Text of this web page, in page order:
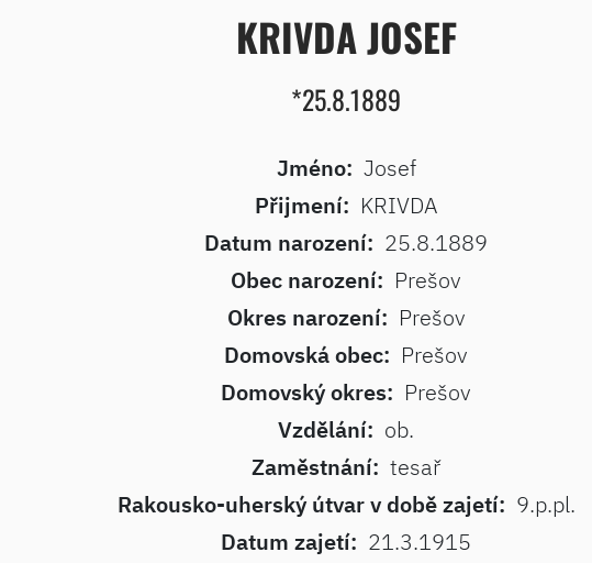
KRIVDA JOSEF
*25.8.1889
Jméno: Josef
Přijmení: KRIVDA
Datum narození: 25.8.1889
Obec narození: Prešov
Okres narození: Prešov
Domovská obec: Prešov
Domovský okres: Prešov
Vzdělání: ob.
Zaměstnání: tesař
Rakousko-uherský útvar v době zajetí: 9.p.pl.
Datum zajetí: 21.3.1915